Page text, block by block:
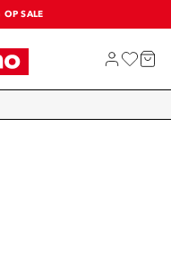
SALE